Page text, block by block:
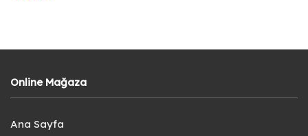
Online Mağaza
Ana Sayfa